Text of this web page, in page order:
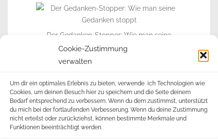
Cookie-Zustimmung
verwalten
Um dir ein optimales Erlebnis zu bieten, verwende ich Technologien wie
Cookies, um deinen Besuch hier zu speichern und die Seite deinem
Bedarf entsprechend zu verbessern. Wenn du dem zustimmst, unterstützt
du mich bei der fortlaufenden Verbesserung. Wenn du deine Zustimmung
nicht erteilst oder zurückziehst, können bestimmte Merkmale und
Funktionen beeinträchtigt werden.
Der Gedanken-Stopper: Wie man seine
Gedanken stoppt